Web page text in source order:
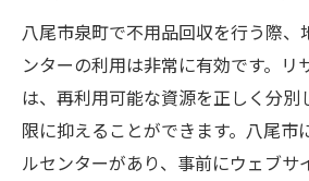
八尾市泉町で不用品回収を行う際、
ンターの利用は非常に有効です。リ
は、再利用可能な資源を正しく分別
限に抑えることができます。八尾市
ルセンターがあり、事前にウェブサ